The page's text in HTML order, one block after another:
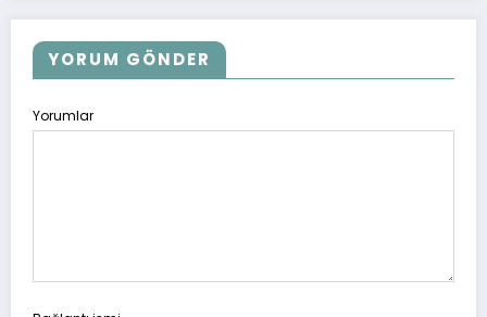
YORUM GÖNDER
Yorumlar